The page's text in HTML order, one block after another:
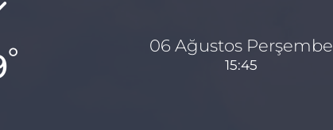
° 06 Ağustos Perşembe
15:45